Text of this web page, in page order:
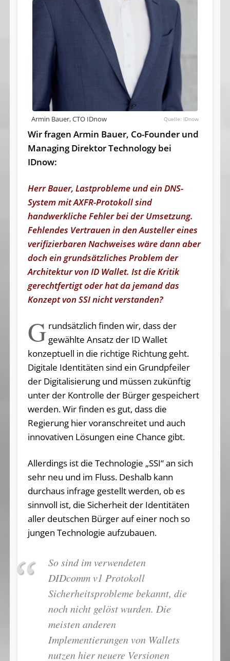
Armin Bauer, CTO IDnow IDnow
Wir fragen Armin Bauer, Co-Founder und
Managing Direktor Technology bei
IDnow:
Herr Bauer, Lastprobleme und ein DNS-
System mit AXFR-Protokoll sind
handwerkliche Fehler bei der Umsetzung.
Fehlendes Vertrauen in den Austeller eines
verifizierbaren Nachweises wäre dann aber
doch ein grundsätzliches Problem der
Architektur von ID Wallet. Ist die Kritik
gerechtfertigt oder hat da jemand das
Konzept von SSI nicht verstanden?
G rundsätzlich finden wir, dass der
gewählte Ansatz der ID Wallet
konzeptuell in die richtige Richtung geht.
Digitale Identitäten sind ein Grundpfeiler
der Digitalisierung und müssen zukünftig
unter der Kontrolle der Bürger gespeichert
werden. Wir finden es gut, dass die
Regierung hier voranschreitet und auch
innovativen Lösungen eine Chance gibt.
Allerdings ist die Technologie „SSI“ an sich
sehr neu und im Fluss. Deshalb kann
durchaus infrage gestellt werden, ob es
sinnvoll ist, die Sicherheit der Identitäten
aller deutschen Bürger auf einer noch so
jungen Technologie aufzubauen.
So sind im verwendeten
DIDcomm v1 Protokoll
Sicherheitsprobleme bekannt, die
noch nicht gelöst wurden. Die
meisten anderen
Implementierungen von Wallets
nutzen hier neuere Versionen